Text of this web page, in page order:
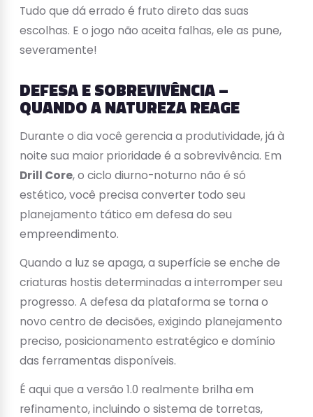
Tudo que dá errado é fruto direto das suas
escolhas. E o jogo não aceita falhas, ele as pune,
severamente!
DEFESA E SOBREVIVÊNCIA –
QUANDO A NATUREZA REAGE
Durante o dia você gerencia a produtividade, já à
noite sua maior prioridade é a sobrevivência. Em
Drill Core, o ciclo diurno-noturno não é só
estético, você precisa converter todo seu
planejamento tático em defesa do seu
empreendimento.
Quando a luz se apaga, a superfície se enche de
criaturas hostis determinadas a interromper seu
progresso. A defesa da plataforma se torna o
novo centro de decisões, exigindo planejamento
preciso, posicionamento estratégico e domínio
das ferramentas disponíveis.
É aqui que a versão 1.0 realmente brilha em
refinamento, incluindo o sistema de torretas,